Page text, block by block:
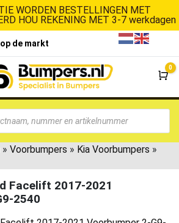
WORDEN BESTELLINGEN MET
HOU REKENING MET 3-7 werkdagen
de markt
0
» Voorbumpers » Kia Voorbumpers »
Facelift 2017-2021
2540